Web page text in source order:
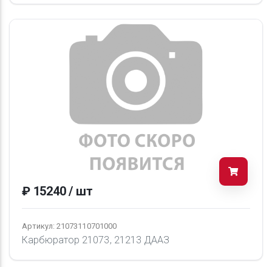
₽ 15240 / шт
Артикул: 21073110701000
Карбюратор 21073, 21213 ДААЗ